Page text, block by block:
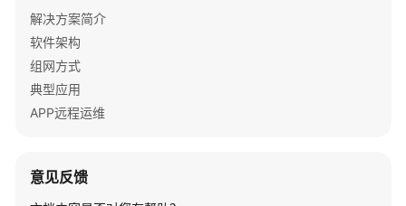
与
出
NetEco
配
备
解决方案简介
软件架构
组网方式
典型应用
APP远程运维
意见反馈